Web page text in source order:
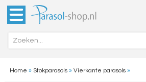
Home » Stokparasols» Vierkante parasols»